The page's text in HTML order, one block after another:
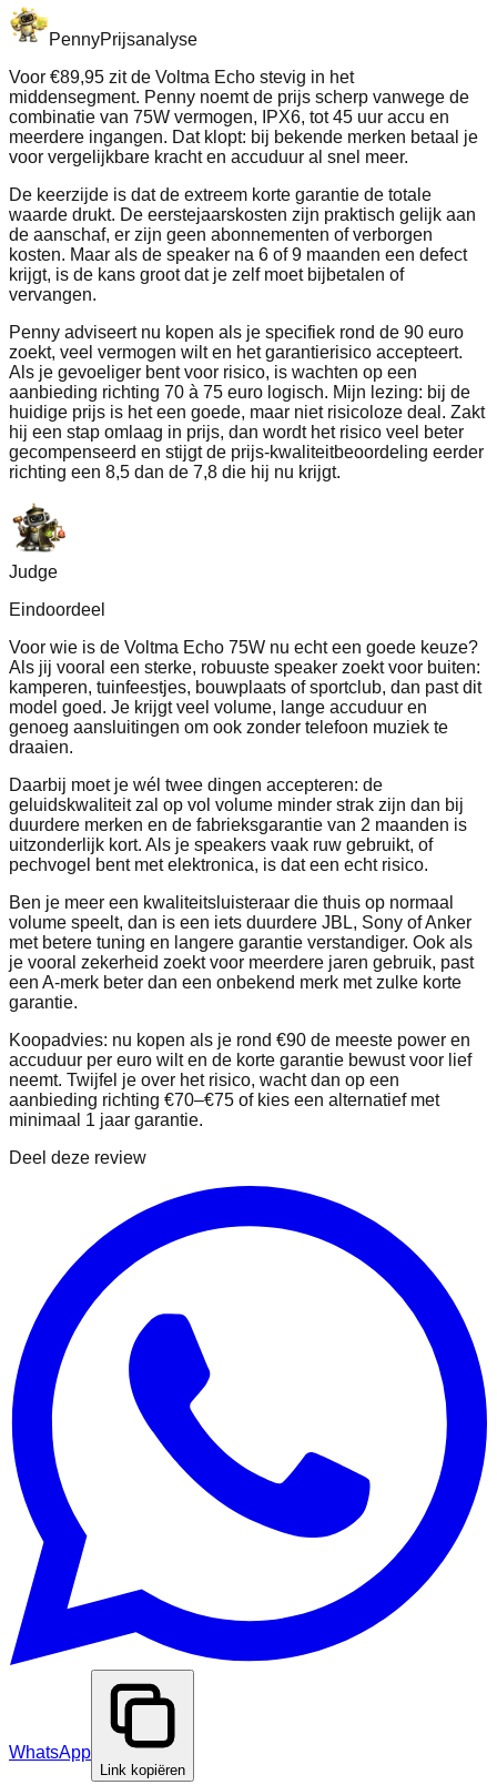
PennyPrijsanalyse
Voor €89,95 zit de Voltma Echo stevig in het
middensegment. Penny noemt de prijs scherp vanwege de
combinatie van 75W vermogen, IPX6, tot 45 uur accu en
meerdere ingangen. Dat klopt: bij bekende merken betaal je
voor vergelijkbare kracht en accuduur al snel meer.
De keerzijde is dat de extreem korte garantie de totale
waarde drukt. De eerstejaarskosten zijn praktisch gelijk aan
de aanschaf, er zijn geen abonnementen of verborgen
kosten. Maar als de speaker na 6 of 9 maanden een defect
krijgt, is de kans groot dat je zelf moet bijbetalen of
vervangen.
Penny adviseert nu kopen als je specifiek rond de 90 euro
zoekt, veel vermogen wilt en het garantierisico accepteert.
Als je gevoeliger bent voor risico, is wachten op een
aanbieding richting 70 à 75 euro logisch. Mijn lezing: bij de
huidige prijs is het een goede, maar niet risicoloze deal. Zakt
hij een stap omlaag in prijs, dan wordt het risico veel beter
gecompenseerd en stijgt de prijs-kwaliteitbeoordeling eerder
richting een 8,5 dan de 7,8 die hij nu krijgt.
Judge
Eindoordeel
Voor wie is de Voltma Echo 75W nu echt een goede keuze?
Als jij vooral een sterke, robuuste speaker zoekt voor buiten:
kamperen, tuinfeestjes, bouwplaats of sportclub, dan past dit
model goed. Je krijgt veel volume, lange accuduur en
genoeg aansluitingen om ook zonder telefoon muziek te
draaien.
Daarbij moet je wél twee dingen accepteren: de
geluidskwaliteit zal op vol volume minder strak zijn dan bij
duurdere merken en de fabrieksgarantie van 2 maanden is
uitzonderlijk kort. Als je speakers vaak ruw gebruikt, of
pechvogel bent met elektronica, is dat een echt risico.
Ben je meer een kwaliteitsluisteraar die thuis op normaal
volume speelt, dan is een iets duurdere JBL, Sony of Anker
met betere tuning en langere garantie verstandiger. Ook als
je vooral zekerheid zoekt voor meerdere jaren gebruik, past
een A-merk beter dan een onbekend merk met zulke korte
garantie.
Koopadvies: nu kopen als je rond €90 de meeste power en
accuduur per euro wilt en de korte garantie bewust voor lief
neemt. Twijfel je over het risico, wacht dan op een
aanbieding richting €70–€75 of kies een alternatief met
minimaal 1 jaar garantie.
Deel deze review
WhatsApp
Link kopiëren